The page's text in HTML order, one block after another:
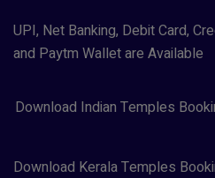
UPI, Net Banking, Debit Card,
and Paytm Wallet are Available
Download Indian Temples
Download Kerala Temples